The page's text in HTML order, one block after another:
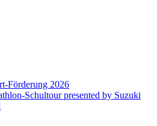
Förderung 2026
Schultour presented by Suzuki